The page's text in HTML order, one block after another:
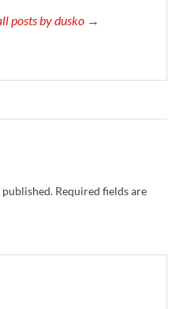
posts by dusko →
Required fields are